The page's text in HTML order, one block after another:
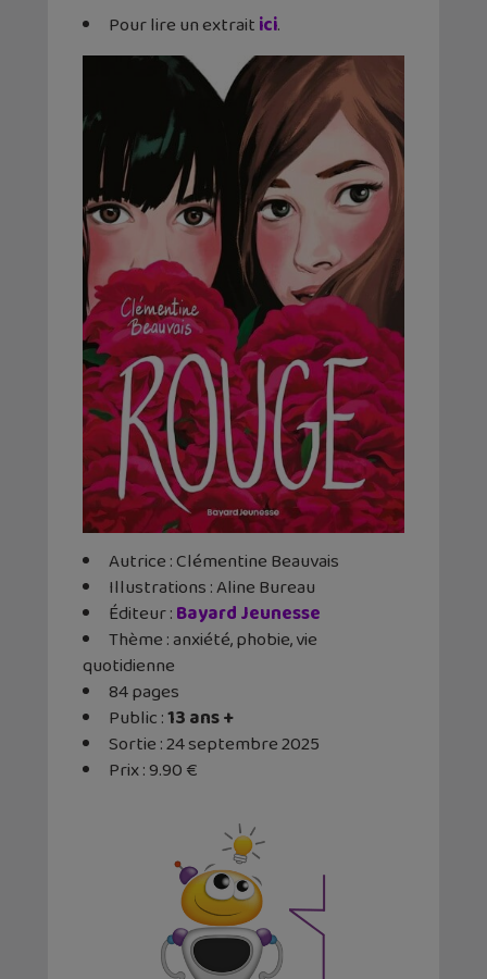
Pour lire un extraitici.
Autrice : Clémentine Beauvais
Illustrations : Aline Bureau
Éditeur ‏:Bayard Jeunesse
Thème : anxiété, phobie, vie
quotidienne
84 pages
Public :13 ans +
Sortie : 24 septembre 2025
Prix : 9.90 €